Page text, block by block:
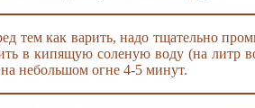
тем как варить, надо тщательно
в кипящую соленую воду (на литр
небольшом огне 4-5 минут.